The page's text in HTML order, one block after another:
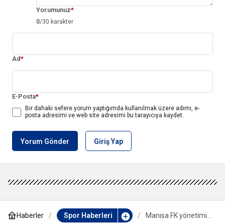
Yorumunuz*
0/30 karakter
Ad*
E-Posta*
Bir dahaki sefere yorum yaptığımda kullanılmak üzere adımı, e-
posta adresimi ve web site adresimi bu tarayıcıya kaydet.
Yorum Gönder Giriş Yap
Haberler Spor Haberleri
Manisa FK yönetimi